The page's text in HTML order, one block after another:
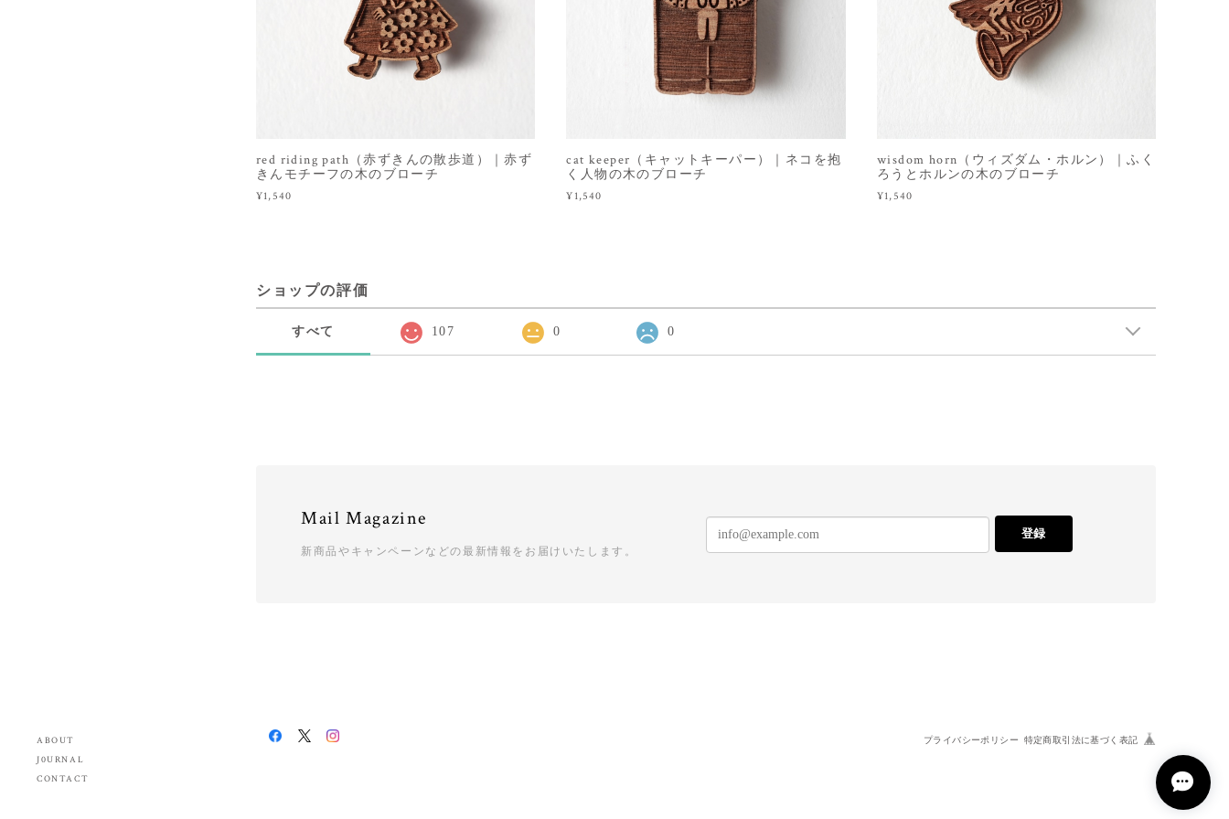
ABOUT
J0URNAL
CONTACT
red riding path（赤ずきんの散歩道）｜赤ず
きんモチーフの木のブローチ
¥1,540
cat keeper（キャットキーパー）｜ネコを抱
く人物の木のブローチ
¥1,540
wisdom horn（ウィズダム・ホルン）｜ふく
ろうとホルンの木のブローチ
¥1,540
ショップの評価
すべて 107 0 0
Mail Magazine
新商品やキャンペーンなどの最新情報をお届けいたします。
登録
プライバシーポリシー 特定商取引法に基づく表記